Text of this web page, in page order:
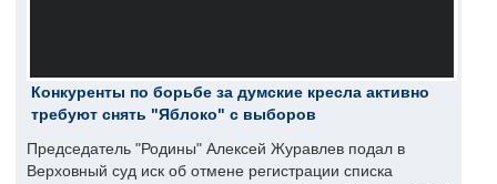
Конкуренты по борьбе за думские кресла активно
требуют снять "Яблоко" с выборов
Председатель "Родины" Алексей Журавлев подал в
Верховный суд иск об отмене регистрации списка